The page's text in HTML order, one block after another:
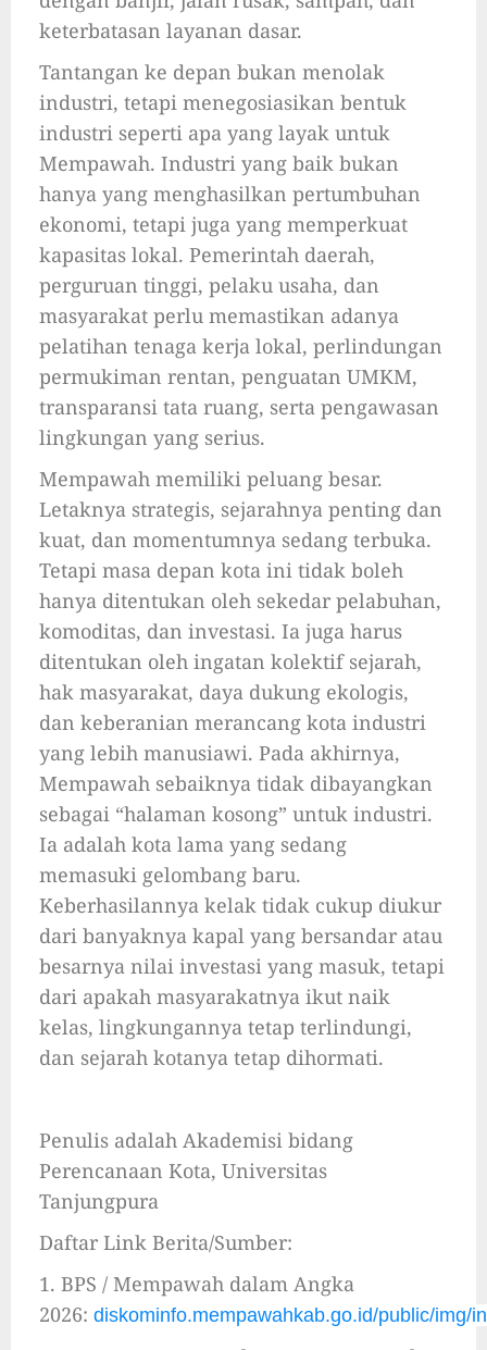
keterbatasan layanan dasar.
Tantangan ke depan bukan menolak
industri, tetapi menegosiasikan bentuk
industri seperti apa yang layak untuk
Mempawah. Industri yang baik bukan
hanya yang menghasilkan pertumbuhan
ekonomi, tetapi juga yang memperkuat
kapasitas lokal. Pemerintah daerah,
perguruan tinggi, pelaku usaha, dan
masyarakat perlu memastikan adanya
pelatihan tenaga kerja lokal, perlindungan
permukiman rentan, penguatan UMKM,
transparansi tata ruang, serta pengawasan
lingkungan yang serius.
Mempawah memiliki peluang besar.
Letaknya strategis, sejarahnya penting dan
kuat, dan momentumnya sedang terbuka.
Tetapi masa depan kota ini tidak boleh
hanya ditentukan oleh sekedar pelabuhan,
komoditas, dan investasi. Ia juga harus
ditentukan oleh ingatan kolektif sejarah,
hak masyarakat, daya dukung ekologis,
dan keberanian merancang kota industri
yang lebih manusiawi. Pada akhirnya,
Mempawah sebaiknya tidak dibayangkan
sebagai “halaman kosong” untuk industri.
Ia adalah kota lama yang sedang
memasuki gelombang baru.
Keberhasilannya kelak tidak cukup diukur
dari banyaknya kapal yang bersandar atau
besarnya nilai investasi yang masuk, tetapi
dari apakah masyarakatnya ikut naik
kelas, lingkungannya tetap terlindungi,
dan sejarah kotanya tetap dihormati.
Penulis adalah Akademisi bidang
Perencanaan Kota, Universitas
Tanjungpura
Daftar Link Berita/Sumber:
1. BPS / Mempawah dalam Angka
2026: diskominfo.mempawahkab.go.id/public/img/